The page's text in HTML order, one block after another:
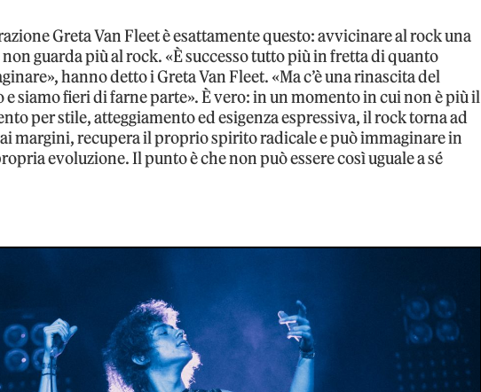
Greta Van Fleet è esattamente questo: avvicinare al rock una
guarda più al rock. «È successo tutto più in fretta di quanto
hanno detto i Greta Van Fleet. «Ma c’è una rinascita del
e siamo fieri di farne parte». È vero: in un momento in cui non è più il
per stile, atteggiamento ed esigenza espressiva, il rock torna ad
margini, recupera il proprio spirito radicale e può immaginare in
evoluzione. Il punto è che non può essere così uguale a sé